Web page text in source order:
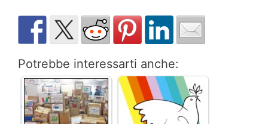
Potrebbe interessarti anche: